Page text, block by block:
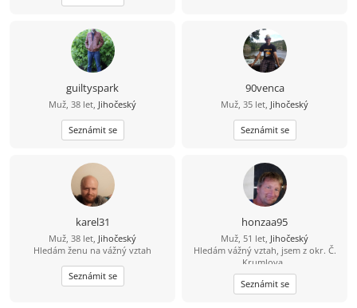
společnou a pohodovou cestu
překážkou????
guiltyspark
Muž, 38 let, Jihočeský
Seznámit se
90venca
Muž, 35 let, Jihočeský
Seznámit se
karel31
Muž, 38 let, Jihočeský
Hledám ženu na vážný vztah
Seznámit se
honzaa95
Muž, 51 let, Jihočeský
Hledám vážný vztah, jsem z okr. Č.
Krumlova,.
Seznámit se